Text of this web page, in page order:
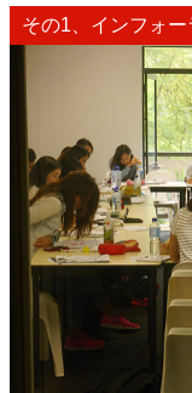
その1、インフォ